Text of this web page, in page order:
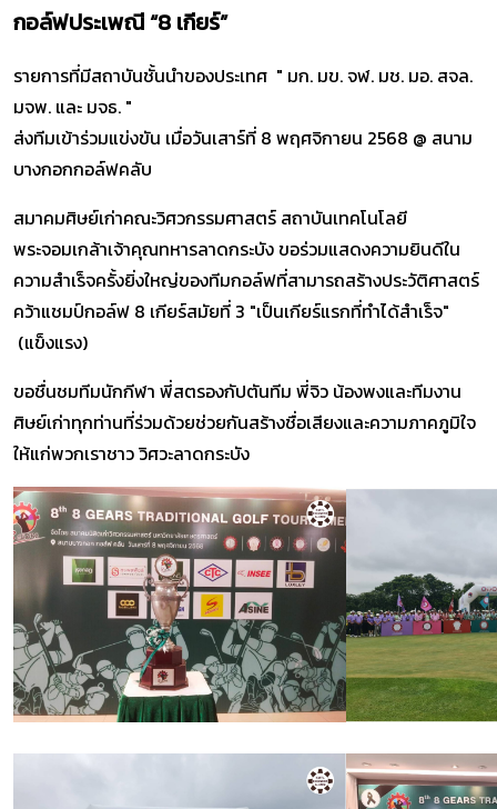
กอล์ฟประเพณี “8 เกียร์”
รายการที่มีสถาบันชั้นนำของประเทศ " มก. มข. จฬ. มช. มอ. สจล.
มจพ. และ มจธ. "
ส่งทีมเข้าร่วมแข่งขัน เมื่อวันเสาร์ที่ 8 พฤศจิกายน 2568 @ สนาม
บางกอกกอล์ฟคลับ
สมาคมศิษย์เก่าคณะวิศวกรรมศาสตร์ สถาบันเทคโนโลยี
พระจอมเกล้าเจ้าคุณทหารลาดกระบัง ขอร่วมแสดงความยินดีใน
ความสำเร็จครั้งยิ่งใหญ่ของทีมกอล์ฟที่สามารถสร้างประวัติศาสตร์
คว้าแชมป์กอล์ฟ 8 เกียร์สมัยที่ 3 "เป็นเกียร์แรกที่ทำได้สำเร็จ"
(แข็งแรง)
ขอชื่นชมทีมนักกีฬา พี่สตรองกัปตันทีม พี่จิว น้องพงและทีมงาน
ศิษย์เก่าทุกท่านที่ร่วมด้วยช่วยกันสร้างชื่อเสียงและความภาคภูมิใจ
ให้แก่พวกเราชาว วิศวะลาดกระบัง